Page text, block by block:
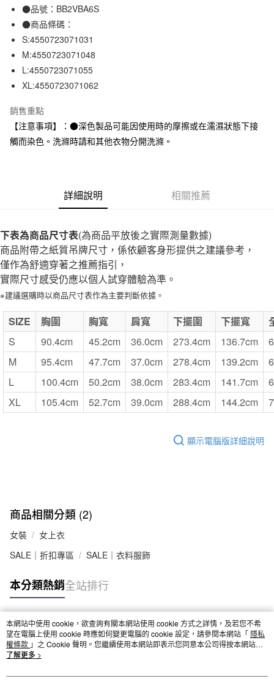
合作金庫商業銀行
華南商業銀行
上海商業儲蓄銀行
臺灣中小企業銀行
匯豐（台灣）商業銀行
聯邦商業銀行
玉山商業銀行
台新國際商業銀行
中國信託商業銀行
台灣樂天信用卡公司
超商取貨付款
LINE Pay
Apple Pay
街口支付
悠遊付
運送方式
付款後全家取貨
每筆NT$65，滿NT$1,000(含以上)免運費
7-11取貨付款
每筆NT$65，滿NT$1,000(含以上)免運費
付款後7-11取貨
每筆NT$65，滿NT$1,000(含以上)免運費
宅配
每筆NT$150，滿NT$2,000(含以上)免運費
無印良品門市自取
免運費
●品號：BB2VBA6S
●商品條碼：
S:4550723071031
M:4550723071048
L:4550723071055
XL:4550723071062
銷售重點
【注意事項】：●深色製品可能因使用時的摩擦或在濡濕狀態下接
觸而染色。洗滌時請和其他衣物分開洗滌。
詳細說明 相關推薦
下表為商品尺寸表(為商品平放後之實際測量數據)
商品附帶之紙質吊牌尺寸，係依顧客身形提供之建議參考，
僅作為舒適穿著之推薦指引，
實際尺寸感受仍應以個人試穿體驗為準。
※建議選購時以商品尺寸表作為主要判斷依據。
SIZE 胸圍 胸寬 肩寬 下擺圍 下擺寬
S
90.4cm 45.2cm 36.0cm 273.4cm 136.7cm
M
95.4cm 47.7cm 37.0cm 278.4cm 139.2cm
L
100.4cm 50.2cm 38.0cm 283.4cm 141.7cm
XL
105.4cm 52.7cm 39.0cm 288.4cm 144.2cm
顯示電腦版詳細說明
商品相關分類 (2)
女裝
女上衣
SALE｜折扣專區
SALE｜衣料服飾
本分類熱銷全站排行
熱門標籤
本網站中使用 cookie，欲查詢有關本網站使用 cookie 方式之詳情，及若您不希
望在電腦上使用 cookie 時應如何變更電腦的 cookie 設定，請參閱本網站「 隱私
權條款 」之 Cookie 聲明。您繼續使用本網站即表示您同意本公司得按本網站使
用條款之 Cookie 聲明使用 cookie。
了解更多 >